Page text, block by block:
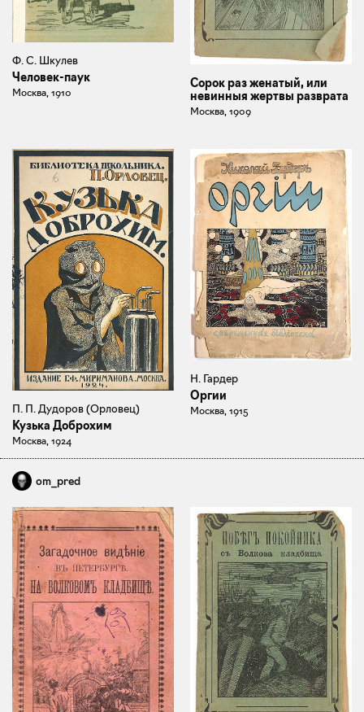
Ф. С. Шкулев
Человек-паук
Москва, 1910
Сорок раз женатый, или
невинныя жертвы разврата
Москва, 1909
П. П. Дудоров (Орловец)
Кузька Доброхим
Москва, 1924
Н. Гардер
Оргии
Москва, 1915
om_pred